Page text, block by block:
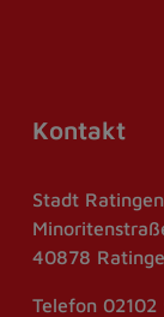
Kontakt
Stadt Ratingen
40878
Telefon